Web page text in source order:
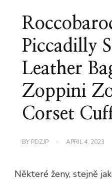
Piccadilly
Leather
Zoppini
Corset
BY PDZJP APRIL 4, 2023
Některé ženy, stejně